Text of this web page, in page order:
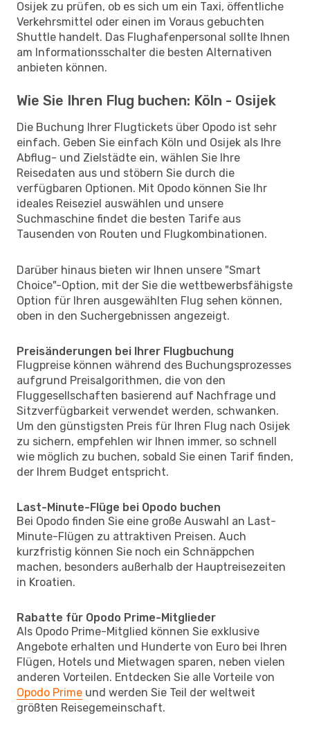
Osijek zu prüfen, ob es sich um ein Taxi, öffentliche
Verkehrsmittel oder einen im Voraus gebuchten
Shuttle handelt. Das Flughafenpersonal sollte Ihnen
am Informationsschalter die besten Alternativen
anbieten können.
Wie Sie Ihren Flug buchen: Köln - Osijek
Die Buchung Ihrer Flugtickets über Opodo ist sehr
einfach. Geben Sie einfach Köln und Osijek als Ihre
Abflug- und Zielstädte ein, wählen Sie Ihre
Reisedaten aus und stöbern Sie durch die
verfügbaren Optionen. Mit Opodo können Sie Ihr
ideales Reiseziel auswählen und unsere
Suchmaschine findet die besten Tarife aus
Tausenden von Routen und Flugkombinationen.
Darüber hinaus bieten wir Ihnen unsere "Smart
Choice"-Option, mit der Sie die wettbewerbsfähigste
Option für Ihren ausgewählten Flug sehen können,
oben in den Suchergebnissen angezeigt.
Preisänderungen bei Ihrer Flugbuchung
Flugpreise können während des Buchungsprozesses
aufgrund Preisalgorithmen, die von den
Fluggesellschaften basierend auf Nachfrage und
Sitzverfügbarkeit verwendet werden, schwanken.
Um den günstigsten Preis für Ihren Flug nach Osijek
zu sichern, empfehlen wir Ihnen immer, so schnell
wie möglich zu buchen, sobald Sie einen Tarif finden,
der Ihrem Budget entspricht.
Last-Minute-Flüge bei Opodo buchen
Bei Opodo finden Sie eine große Auswahl an Last-
Minute-Flügen zu attraktiven Preisen. Auch
kurzfristig können Sie noch ein Schnäppchen
machen, besonders außerhalb der Hauptreisezeiten
in Kroatien.
Rabatte für Opodo Prime-Mitglieder
Als Opodo Prime-Mitglied können Sie exklusive
Angebote erhalten und Hunderte von Euro bei Ihren
Flügen, Hotels und Mietwagen sparen, neben vielen
anderen Vorteilen. Entdecken Sie alle Vorteile von
Opodo Prime und werden Sie Teil der weltweit
größten Reisegemeinschaft.